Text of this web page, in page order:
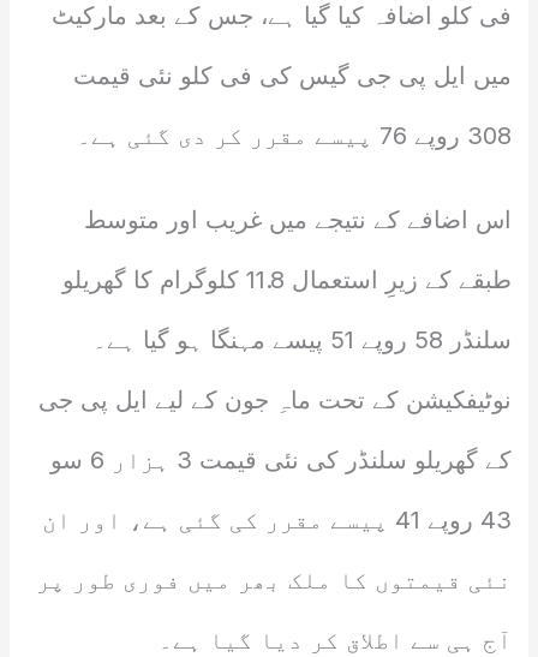
فی کلو اضافہ کیا گیا ہے، جس کے بعد مارکیٹ
میں ایل پی جی گیس کی فی کلو نئی قیمت
308 روپے 76 پیسے مقرر کر دی گئی ہے۔
اس اضافے کے نتیجے میں غریب اور متوسط
طبقے کے زیرِ استعمال 11.8 کلوگرام کا گھریلو
سلنڈر 58 روپے 51 پیسے مہنگا ہو گیا ہے۔
نوٹیفکیشن کے تحت ماہِ جون کے لیے ایل پی جی
کے گھریلو سلنڈر کی نئی قیمت 3 ہزار 6 سو
43 روپے 41 پیسے مقرر کی گئی ہے، اور ان
نئی قیمتوں کا ملک بھر میں فوری طور پر
آج ہی سے اطلاق کر دیا گیا ہے۔